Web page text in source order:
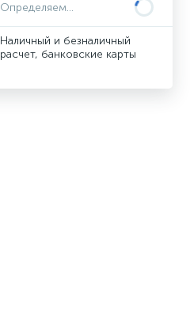
Определяем...
Наличный и безналичный
расчет, банковские карты